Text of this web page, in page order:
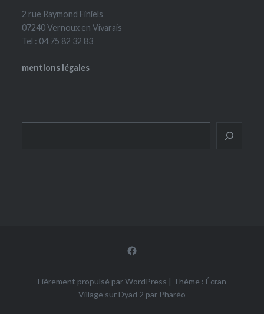
2 rue Raymond Finiels
07240 Vernoux en Vivarais
Tel : 04 75 82 32 83
mentions légales
Facebook
Fièrement propulsé par WordPress | Thème : Écran
Village sur Dyad 2 par Pharéo